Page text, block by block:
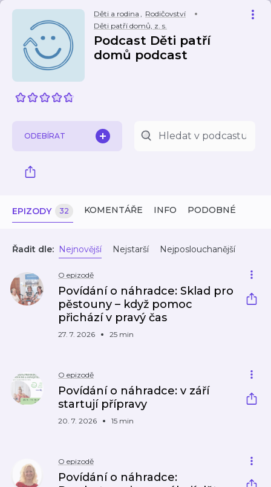
Děti a rodina , Rodičovství
Děti patří domů, z. s.
Podcast Děti patří
domů podcast
ODEBÍRAT
EPIZODY 32 KOMENTÁŘE INFO PODOBNÉ
Řadit dle: Nejnovější Nejstarší Nejposlouchanější
O epizodě
Povídání o náhradce: Sklad pro
pěstouny – když pomoc
přichází v pravý čas
27. 7. 2026 25 min
O epizodě
Povídání o náhradce: v září
startují přípravy
20. 7. 2026 15 min
O epizodě
Povídání o náhradce: